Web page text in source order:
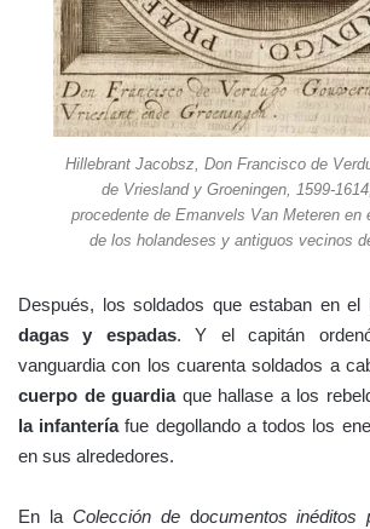
Hillebrant Jacobsz, Don Francisco de
de Vriesland y Groeningen, 1599-
procedente de Emanvels Van Meteren en
de los holandeses y antiguos vecinos
Después, los soldados que estaban en
dagas y espadas. Y el capitán
vanguardia con los cuarenta soldados a
cuerpo de guardiaque hallase a los
la infanteríafue degollando a todos los
en sus alrededores.
En la Colección dedocumentos